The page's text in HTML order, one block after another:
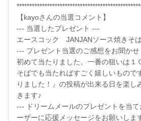
【kayoさんの当選コメント】
--- 当選したプレゼント ---
エースコック JANJANソース焼きそ
--- プレゼント当選のご感想をお聞か
初めて当たりました。一番の狙いは１
そばでも当たればすごく嬉しいもので
りました！』の投稿が出来る日を楽し
きます♪
--- ドリームメールのプレゼントを当
ーザーに応援メッセージをお願いしま